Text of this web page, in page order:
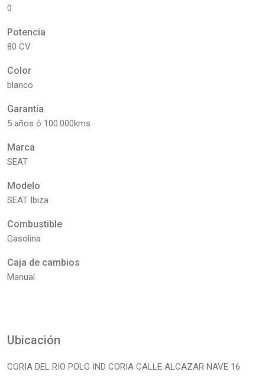
0
Potencia
80 CV
Color
blanco
Garantía
5 años ó 100.000kms
Marca
SEAT
Modelo
SEAT Ibiza
Combustible
Gasolina
Caja de cambios
Manual
Ubicación
CORIA DEL RIO POLG IND CORIA CALLE ALCAZAR NAVE 16